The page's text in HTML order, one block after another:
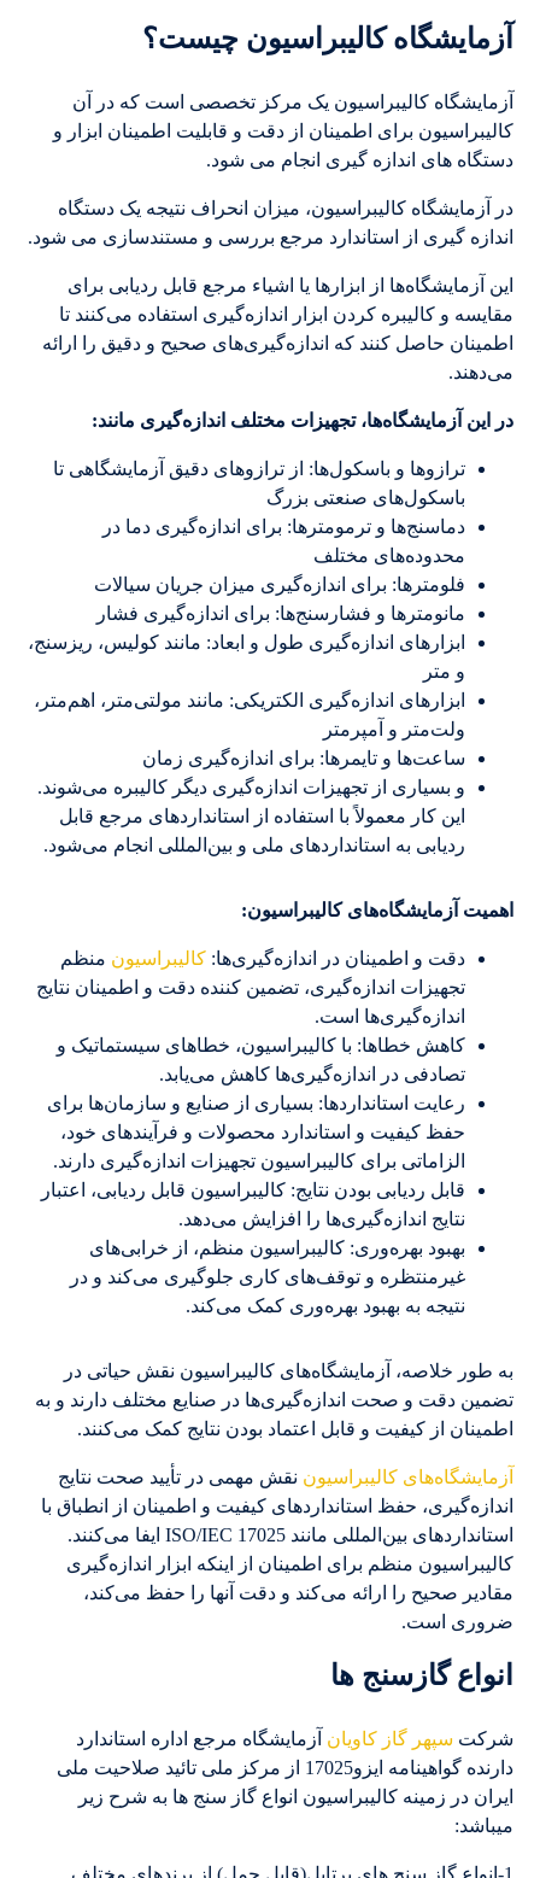
آزمایشگاه کالیبراسیون چیست؟
آزمایشگاه کالیبراسیون یک مرکز تخصصی است که در آن
کالیبراسیون برای اطمینان از دقت و قابلیت اطمینان ابزار و
دستگاه های اندازه گیری انجام می شود.
در آزمایشگاه کالیبراسیون، میزان انحراف نتیجه یک دستگاه
اندازه گیری از استاندارد مرجع بررسی و مستندسازی می شود.
این آزمایشگاه‌ها از ابزارها یا اشیاء مرجع قابل ردیابی برای
مقایسه و کالیبره کردن ابزار اندازه‌گیری استفاده می‌کنند تا
اطمینان حاصل کنند که اندازه‌گیری‌های صحیح و دقیق را ارائه
می‌دهند.
در این آزمایشگاه‌ها، تجهیزات مختلف اندازه‌گیری مانند:
ترازوها و باسکول‌ها: از ترازوهای دقیق آزمایشگاهی تا
باسکول‌های صنعتی بزرگ
دماسنج‌ها و ترمومترها: برای اندازه‌گیری دما در
محدوده‌های مختلف
فلومترها: برای اندازه‌گیری میزان جریان سیالات
مانومترها و فشارسنج‌ها: برای اندازه‌گیری فشار
ابزارهای اندازه‌گیری طول و ابعاد: مانند کولیس، ریزسنج،
و متر
ابزارهای اندازه‌گیری الکتریکی: مانند مولتی‌متر، اهم‌متر،
ولت‌متر و آمپرمتر
ساعت‌ها و تایمرها: برای اندازه‌گیری زمان
و بسیاری از تجهیزات اندازه‌گیری دیگر کالیبره می‌شوند.
این کار معمولاً با استفاده از استانداردهای مرجع قابل
ردیابی به استانداردهای ملی و بین‌المللی انجام می‌شود.
اهمیت آزمایشگاه‌های کالیبراسیون:
دقت و اطمینان در اندازه‌گیری‌ها:کالیبراسیون منظم
تجهیزات اندازه‌گیری، تضمین کننده دقت و اطمینان نتایج
اندازه‌گیری‌ها است.
کاهش خطاها: با کالیبراسیون، خطاهای سیستماتیک و
تصادفی در اندازه‌گیری‌ها کاهش می‌یابد.
رعایت استانداردها: بسیاری از صنایع و سازمان‌ها برای
حفظ کیفیت و استاندارد محصولات و فرآیندهای خود،
الزاماتی برای کالیبراسیون تجهیزات اندازه‌گیری دارند.
قابل ردیابی بودن نتایج: کالیبراسیون قابل ردیابی، اعتبار
نتایج اندازه‌گیری‌ها را افزایش می‌دهد.
بهبود بهره‌وری: کالیبراسیون منظم، از خرابی‌های
غیرمنتظره و توقف‌های کاری جلوگیری می‌کند و در
نتیجه به بهبود بهره‌وری کمک می‌کند.
به طور خلاصه، آزمایشگاه‌های کالیبراسیون نقش حیاتی در
تضمین دقت و صحت اندازه‌گیری‌ها در صنایع مختلف دارند و به
اطمینان از کیفیت و قابل اعتماد بودن نتایج کمک می‌کنند.
آزمایشگاه‌های کالیبراسیون نقش مهمی در تأیید صحت نتایج
اندازه‌گیری، حفظ استانداردهای کیفیت و اطمینان از انطباق با
استانداردهای بین‌المللی مانند ISO/IEC 17025 ایفا می‌کنند.
کالیبراسیون منظم برای اطمینان از اینکه ابزار اندازه‌گیری
مقادیر صحیح را ارائه می‌کند و دقت آنها را حفظ می‌کند،
ضروری است.
انواع گازسنج ها
شرکت سپهر گاز کاویان آزمایشگاه مرجع اداره استاندارد
دارنده گواهینامه ایزو17025 از مرکز ملی تائید صلاحیت ملی
ایران در زمینه کالیبراسیون انواع گاز سنج ها به شرح زیر
میباشد:
1-انواع گاز سنج های پرتابل(قابل حمل) از برندهای مختلف